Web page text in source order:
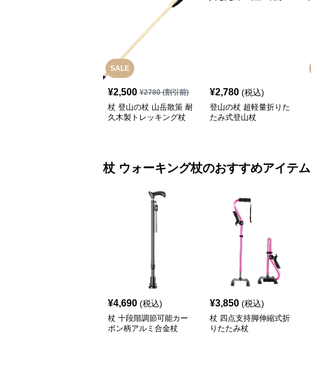
SALE
¥2,500 ¥2780(割引前)
杖 登山の杖 山岳散策 耐
久木製トレッキング杖
¥2,780 (税込)
登山の杖 超軽量折りた
たみ式登山杖
杖 ウォーキング杖のおすすめアイテム
¥4,690 (税込)
杖 十段階調節可能カー
ボン柄アルミ合金杖
¥3,850 (税込)
杖 四点支持脚伸縮式折
りたたみ杖